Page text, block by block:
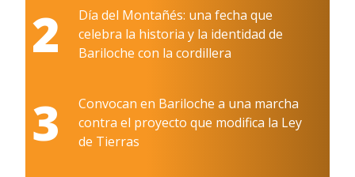
2
Día del Montañés: una fecha que
celebra la historia y la identidad de
Bariloche con la cordillera
3
Convocan en Bariloche a una marcha
contra el proyecto que modifica la Ley
de Tierras